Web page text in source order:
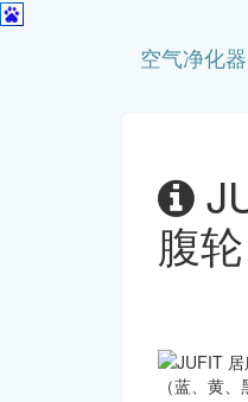
空气净化器
腹